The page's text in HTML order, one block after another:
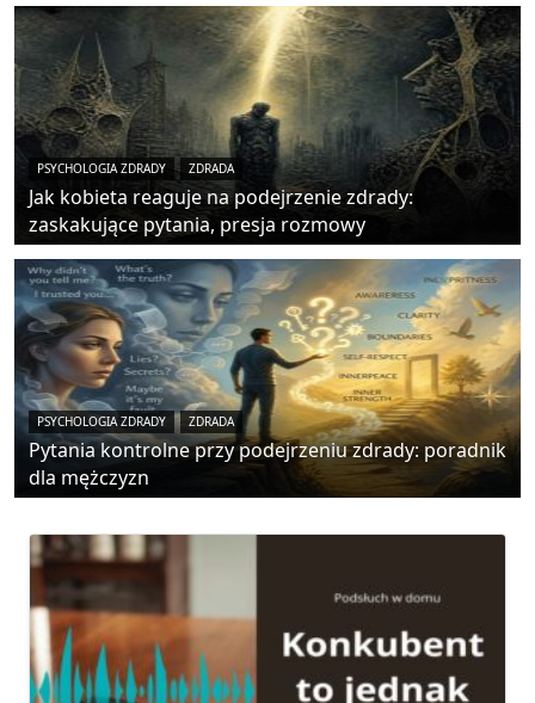
PSYCHOLOGIA ZDRADY ZDRADA
Jak kobieta reaguje na podejrzenie zdrady:
zaskakujące pytania, presja rozmowy
PSYCHOLOGIA ZDRADY ZDRADA
Pytania kontrolne przy podejrzeniu zdrady: poradnik
dla mężczyzn